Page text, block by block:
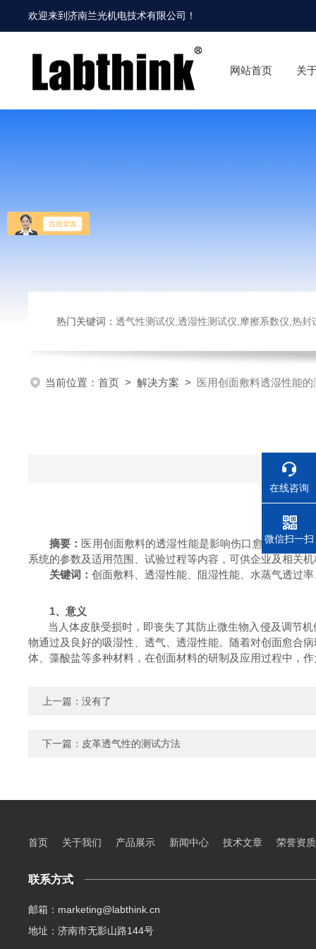
欢迎来到济南兰光机电技术有限公司 ！
网站首页 关
热门关键词： 透气性测试仪,透湿性测试仪,摩擦系数仪,热封试验仪,
当前位置： 首页 > 解决方案 > 医用创面敷料透湿性能的
摘要： 医用创面敷料的透湿性能是影响伤口愈合效果的
系统的参数及适用范围、试验过程等内容，可供企业及相关
关键词： 创面敷料、透湿性能、阻湿性能、水蒸气透过
1、意义
当人体皮肤受损时，即丧失了其防止微生物入侵及调节
物通过及良好的吸湿性、透气、透湿性能。随着对创面愈合
体、藻酸盐等多种材料，在创面材料的研制及应用过程中，
上一篇：没有了
下一篇： 皮革透气性的测试方法
首页 关于我们 产品展示 新闻中心 技术文章 荣誉资质
联系方式
邮箱：marketing@labthink.cn
地址：济南市无影山路144号
在线咨询
电话
微信扫一扫